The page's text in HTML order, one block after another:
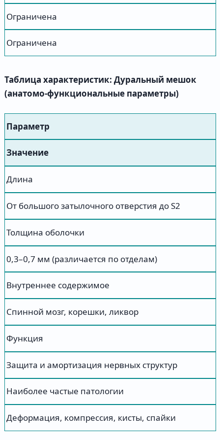
Ограничена
Ограничена
Таблица характеристик: Дуральный мешок
(анатомо-функциональные параметры)
Параметр
Значение
Длина
От большого затылочного отверстия до S2
Толщина оболочки
0,3–0,7 мм (различается по отделам)
Внутреннее содержимое
Спинной мозг, корешки, ликвор
Функция
Защита и амортизация нервных структур
Наиболее частые патологии
Деформация, компрессия, кисты, спайки